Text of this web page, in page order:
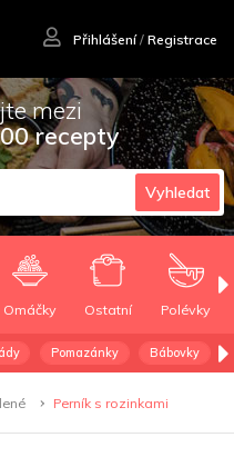
Přihlášení/ Registrace
mezi
recepty
Vyhledat
Omáčky Ostatní Polévky
Pomazánky Bábovky
Perník s rozinkami